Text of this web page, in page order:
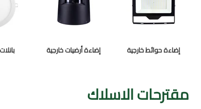
إضاءة حوائط خارجية إضاءة أرضيات خارجية
مقترحات الاسلاك